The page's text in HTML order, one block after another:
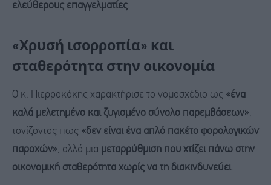
ελεύθερους επαγγελματίες.
«Χρυσή ισορροπία» και
σταθερότητα στην οικονομία
Ο κ. Πιερρακάκης χαρακτήρισε το νομοσχέδιο ως «ένα
καλά μελετημένο και ζυγισμένο σύνολο παρεμβάσεων»,
τονίζοντας πως «δεν είναι ένα απλό πακέτο φορολογικών
παροχών», αλλά μια μεταρρύθμιση που χτίζει πάνω στην
οικονομική σταθερότητα χωρίς να τη διακινδυνεύει.